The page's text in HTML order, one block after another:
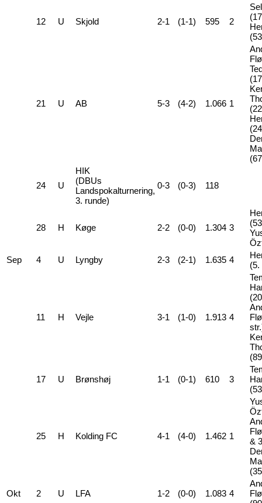
12 U Skjold 2-1 (1-1) 595 2
21 U AB 5-3 (4-2) 1.066 1
24 U
HIK
(DBUs
Landspokalturnering,
3. runde)
0-3 (0-3) 118
28 H Køge 2-2 (0-0) 1.304 3
Sep
4 U Lyngby 2-3 (2-1) 1.635 4
(5.
11 H Vejle 3-1 (1-0) 1.913 4
17 U Brønshøj 1-1 (0-1) 610 3
25 H Kolding FC 4-1 (4-0) 1.462 1
&
Okt 2 U LFA 1-2 (0-0) 1.083 4